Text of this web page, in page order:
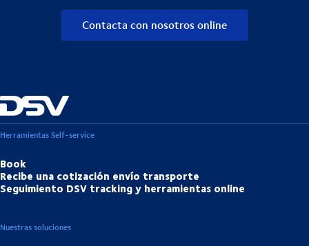
Contacta con nosotros online
Herramientas Self-service
Book
Recibe una cotización envío transporte
Seguimiento DSV tracking y herramientas online
Nuestras soluciones